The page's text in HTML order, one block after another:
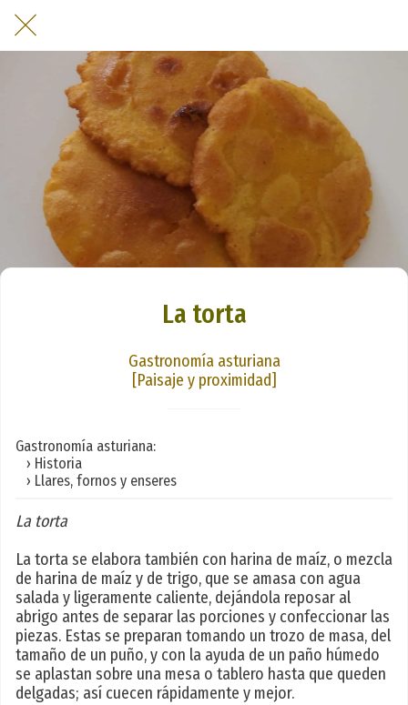
La torta
Gastronomía asturiana
[Paisaje y proximidad]
Gastronomía asturiana:
› Historia
› Llares, fornos y enseres
La torta
La torta se elabora también con harina de maíz, o mezcla
de harina de maíz y de trigo, que se amasa con agua
salada y ligeramente caliente, dejándola reposar al
abrigo antes de separar las porciones y confeccionar las
piezas. Estas se preparan tomando un trozo de masa, del
tamaño de un puño, y con la ayuda de un paño húmedo
se aplastan sobre una mesa o tablero hasta que queden
delgadas; así cuecen rápidamente y mejor.